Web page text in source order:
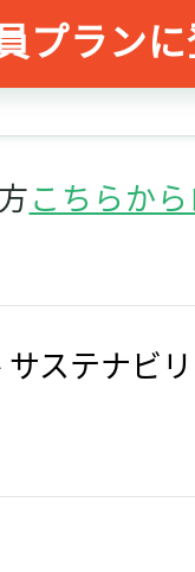
プラン
こちらか
ステナビ